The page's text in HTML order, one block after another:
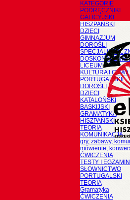
KATEGORIE
PODRĘCZNIKI
GALICYJSKI
HISZPAŃSKI
DZIECI
GIMNAZJUM
DOROŚLI
DOSKONALENIE
LICEUM
KULTURA I
PORTUGALSKIE
DOROŚLI
DZIECI
KATALOŃSKI
BASKIJSKI
GRAMATYKA
HISZPAŃSKI
TEORIA
KOMUNIKACJA
gry, zabawy,
mówienie,
ĆWICZENIA
TESTY I
SŁOWNICTWO
PORTUGALSKI
TEORIA
Gramatyka
ĆWICZENIA